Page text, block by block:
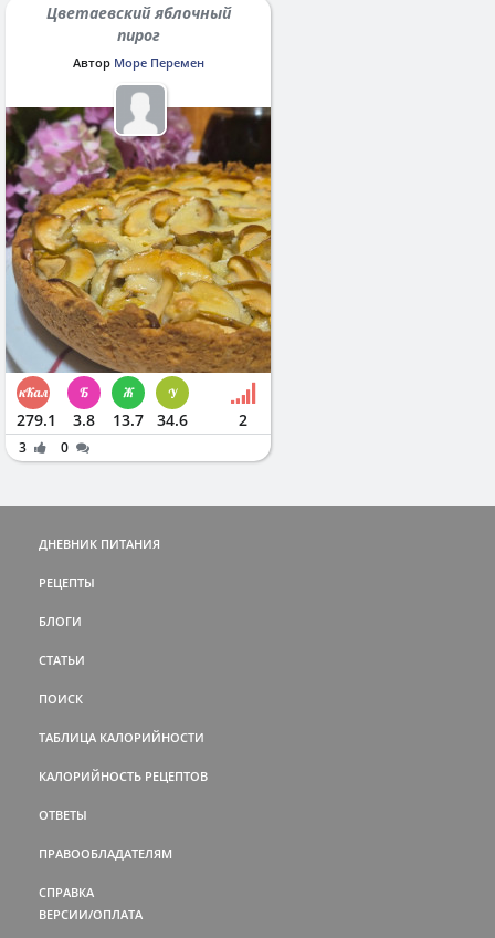
Цветаевский яблочный
пирог
Автор Море Перемен
279.1 3.8 13.7 34.6 2
3 0
ДНЕВНИК ПИТАНИЯ
РЕЦЕПТЫ
БЛОГИ
СТАТЬИ
ПОИСК
ТАБЛИЦА КАЛОРИЙНОСТИ
КАЛОРИЙНОСТЬ РЕЦЕПТОВ
ОТВЕТЫ
ПРАВООБЛАДАТЕЛЯМ
СПРАВКА
ВЕРСИИ/ОПЛАТА